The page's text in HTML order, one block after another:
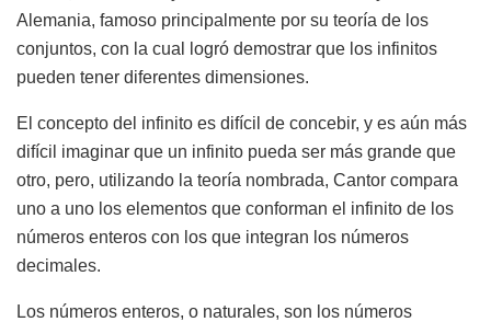
Alemania, famoso principalmente por su teoría de los
conjuntos, con la cual logró demostrar que los infinitos
pueden tener diferentes dimensiones.
El concepto del infinito es difícil de concebir, y es aún más
difícil imaginar que un infinito pueda ser más grande que
otro, pero, utilizando la teoría nombrada, Cantor compara
uno a uno los elementos que conforman el infinito de los
números enteros con los que integran los números
decimales.
Los números enteros, o naturales, son los números